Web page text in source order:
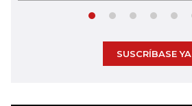
SUSCRÍBASE YA